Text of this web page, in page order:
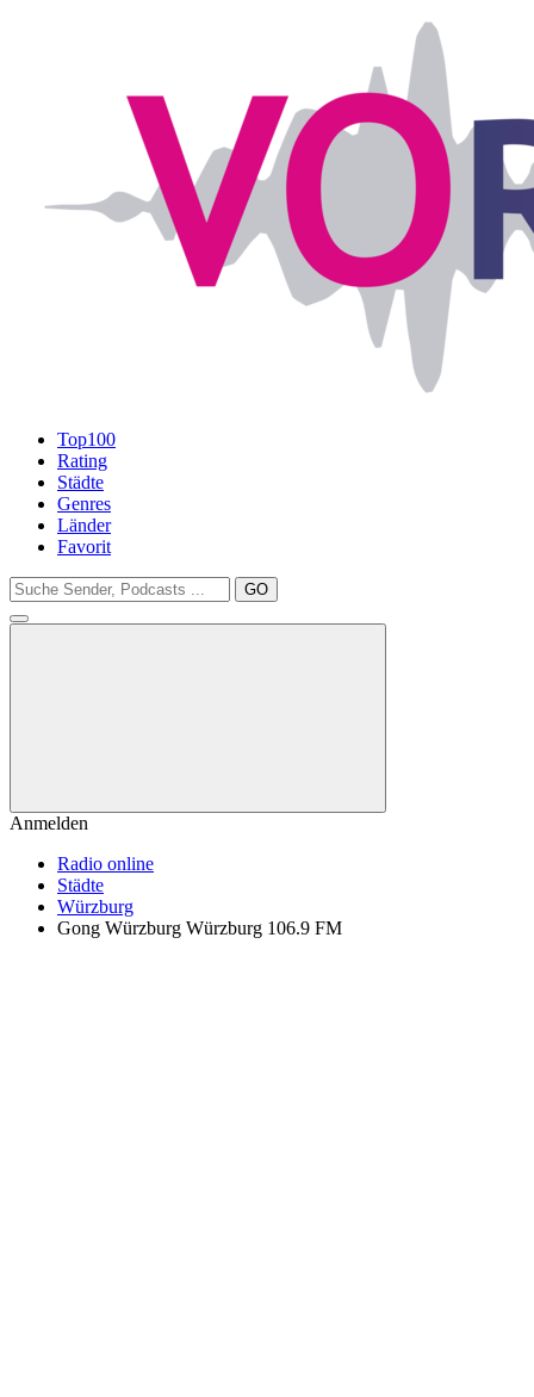
Top100
Rating
Städte
Genres
Länder
Favorit
GO
Anmelden
Radio online
Städte
Würzburg
Gong Würzburg Würzburg 106.9 FM